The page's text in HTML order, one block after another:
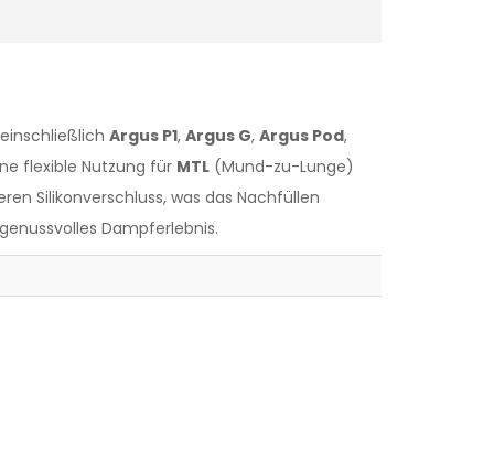
Argus P1, Argus G, Argus Pod,
flexible Nutzung für MTL (Mund-zu-Lunge)
Silikonverschluss, was das Nachfüllen
Dampferlebnis.